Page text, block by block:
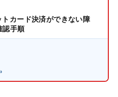
カード決済ができない障
認手順